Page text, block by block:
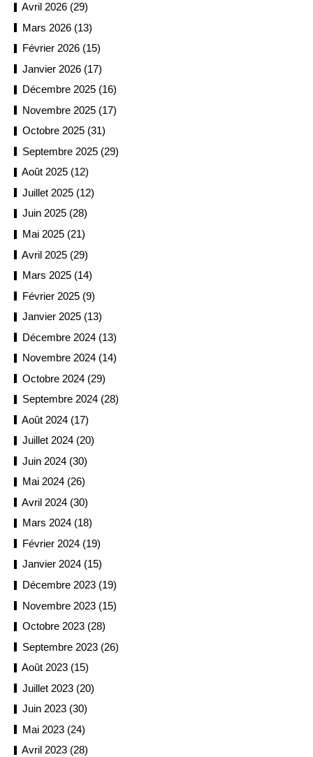
Avril 2026 (29)
Mars 2026 (13)
Février 2026 (15)
Janvier 2026 (17)
Décembre 2025 (16)
Novembre 2025 (17)
Octobre 2025 (31)
Septembre 2025 (29)
Août 2025 (12)
Juillet 2025 (12)
Juin 2025 (28)
Mai 2025 (21)
Avril 2025 (29)
Mars 2025 (14)
Février 2025 (9)
Janvier 2025 (13)
Décembre 2024 (13)
Novembre 2024 (14)
Octobre 2024 (29)
Septembre 2024 (28)
Août 2024 (17)
Juillet 2024 (20)
Juin 2024 (30)
Mai 2024 (26)
Avril 2024 (30)
Mars 2024 (18)
Février 2024 (19)
Janvier 2024 (15)
Décembre 2023 (19)
Novembre 2023 (15)
Octobre 2023 (28)
Septembre 2023 (26)
Août 2023 (15)
Juillet 2023 (20)
Juin 2023 (30)
Mai 2023 (24)
Avril 2023 (28)